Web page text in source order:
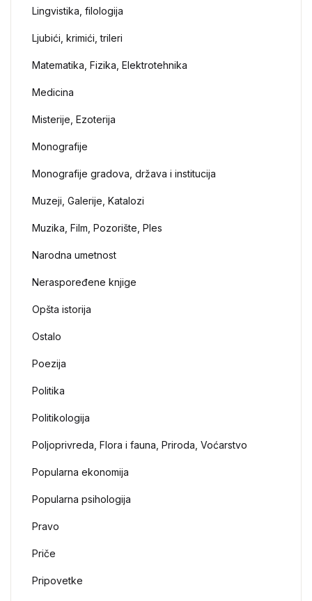
Lingvistika, filologija
Ljubići, krimići, trileri
Matematika, Fizika, Elektrotehnika
Medicina
Misterije, Ezoterija
Monografije
Monografije gradova, država i institucija
Muzeji, Galerije, Katalozi
Muzika, Film, Pozorište, Ples
Narodna umetnost
Neraspoređene knjige
Opšta istorija
Ostalo
Poezija
Politika
Politikologija
Poljoprivreda, Flora i fauna, Priroda, Voćarstvo
Popularna ekonomija
Popularna psihologija
Pravo
Priče
Pripovetke